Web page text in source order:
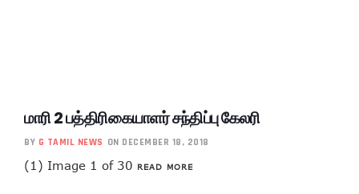
மாரி 2 பத்திரிகையாளர் சந்திப்பு கேலரி
BY G TAMIL NEWS ON DECEMBER 18, 2018
(1) Image 1 of 30 READ MORE